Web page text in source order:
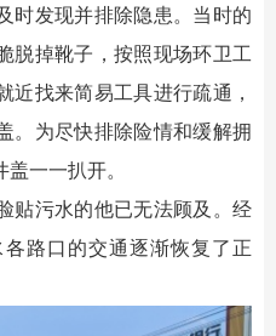
时发现并排除隐患。当时的
脱掉靴子，按照现场环卫工
近找来简易工具进行疏通，
。为尽快排除险情和缓解拥
一一扒开。
贴污水的他已无法顾及。经
路口的交通逐渐恢复了正